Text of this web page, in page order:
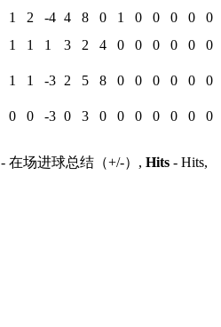
1 2 -4 4 8 0 1 0 0 0 0
0
1 1 1 3 2 4 0 0 0 0 0
0
1 1 -3 2 5 8 0 0 0 0 0
0
0 0 -3 0 3 0 0 0 0 0 0
0
- 在场进球总结（+/-）, Hits - Hits,